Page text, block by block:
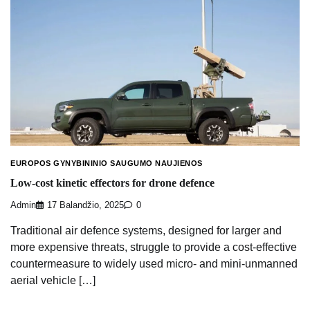
EUROPOS GYNYBININIO SAUGUMO NAUJIENOS
Low-cost kinetic effectors for drone defence
Admin 17 Balandžio, 2025 0
Traditional air defence systems, designed for larger and
more expensive threats, struggle to provide a cost-effective
countermeasure to widely used micro- and mini-unmanned
aerial vehicle […]